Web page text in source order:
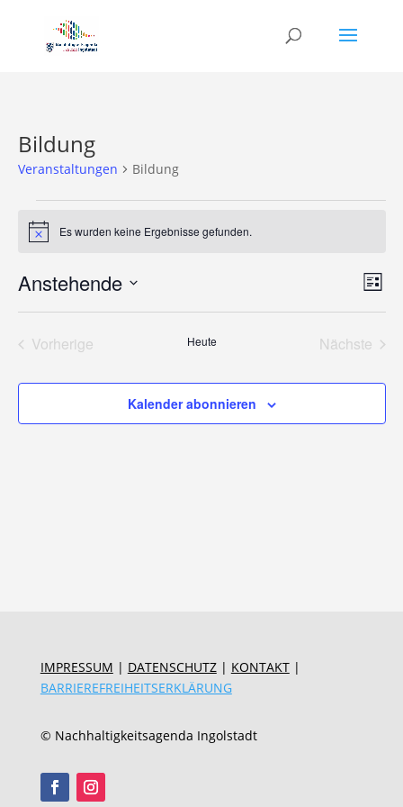
Bildung
Veranstaltungen Bildung
Veranstaltungen
HinweisEs wurden keine Ergebnisse gefunden.
Liste
Anstehende
Vorherige
Heute
Nächste
Kalender abonnieren
IMPRESSUM | DATENSCHUTZ| KONTAKT |
BARRIEREFREIHEITSERKLÄRUNG
© Nachhaltigkeitsagenda Ingolstadt